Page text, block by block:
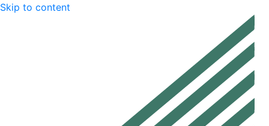
Skip to content